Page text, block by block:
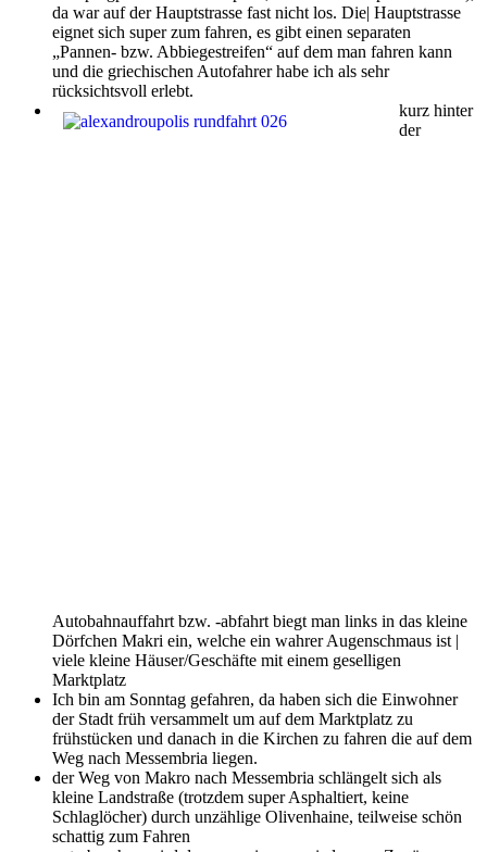
da war auf der Hauptstrasse fast nicht los. Die| Hauptstrasse
eignet sich super zum fahren, es gibt einen separaten
„Pannen- bzw. Abbiegestreifen“ auf dem man fahren kann
und die griechischen Autofahrer habe ich als sehr
rücksichtsvoll erlebt.
kurz hinter
der
Autobahnauffahrt bzw. -abfahrt biegt man links in das kleine
Dörfchen Makri ein, welche ein wahrer Augenschmaus ist |
viele kleine Häuser/Geschäfte mit einem geselligen
Marktplatz
Ich bin am Sonntag gefahren, da haben sich die Einwohner
der Stadt früh versammelt um auf dem Marktplatz zu
frühstücken und danach in die Kirchen zu fahren die auf dem
Weg nach Messembria liegen.
der Weg von Makro nach Messembria schlängelt sich als
kleine Landstraße (trotzdem super Asphaltiert, keine
Schlaglöcher) durch unzählige Olivenhaine, teilweise schön
schattig zum Fahren